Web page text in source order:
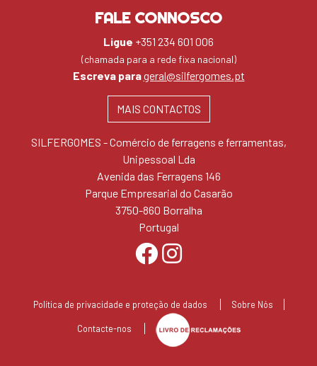
FALE CONNOSCO
Ligue +351 234 601 006
(chamada para a rede fixa nacional)
Escreva parageral@silfergomes.pt
MAIS CONTACTOS
SILFERGOMES - Comércio de ferragens e ferramentas,
Unipessoal Lda
Avenida das Ferragens 146
Parque Empresarial do Casarão
3750-860 Borralha
Portugal
Política de privacidade e proteção de dados Sobre Nós
Contacte-nos